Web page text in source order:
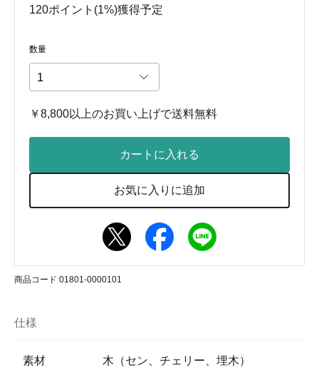
120ポイント(1%)獲得予定
数量
￥8,800以上のお買い上げで送料無料
カートに入れる
お気に入りに追加
商品コード 01801-0000101
仕様
素材 木（セン、チェリー、埋木）